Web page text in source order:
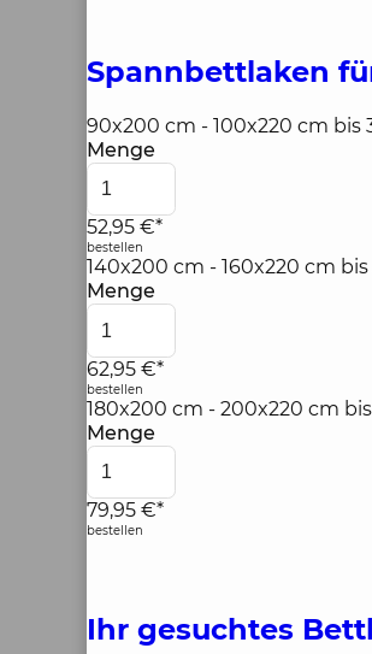
Spannbettlaken
90x200 cm - 100x220 cm bis
Menge
52,95 €*
bestellen
140x200 cm - 160x220 cm
Menge
62,95 €*
bestellen
180x200 cm - 200x220 cm
Menge
79,95 €*
bestellen
Ihr gesuchtes